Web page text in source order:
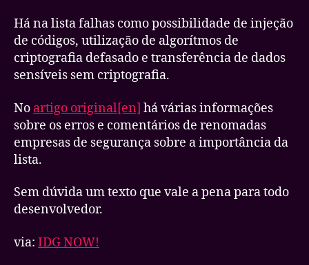
Há na lista falhas como possibilidade de injeção
de códigos, utilização de algorítmos de
criptografia defasado e transferência de dados
sensíveis sem criptografia.
No artigo original[en] há várias informações
sobre os erros e comentários de renomadas
empresas de segurança sobre a importância da
lista.
Sem dúvida um texto que vale a pena para todo
desenvolvedor.
via: IDG NOW!